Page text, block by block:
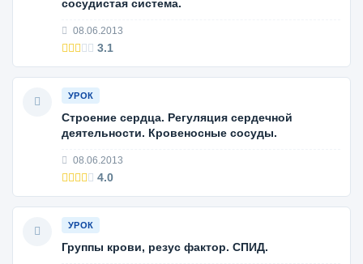
сосудистая система.
08.06.2013
3.1
УРОК
Строение сердца. Регуляция сердечной
деятельности. Кровеносные сосуды.
08.06.2013
4.0
УРОК
Группы крови, резус фактор. СПИД.